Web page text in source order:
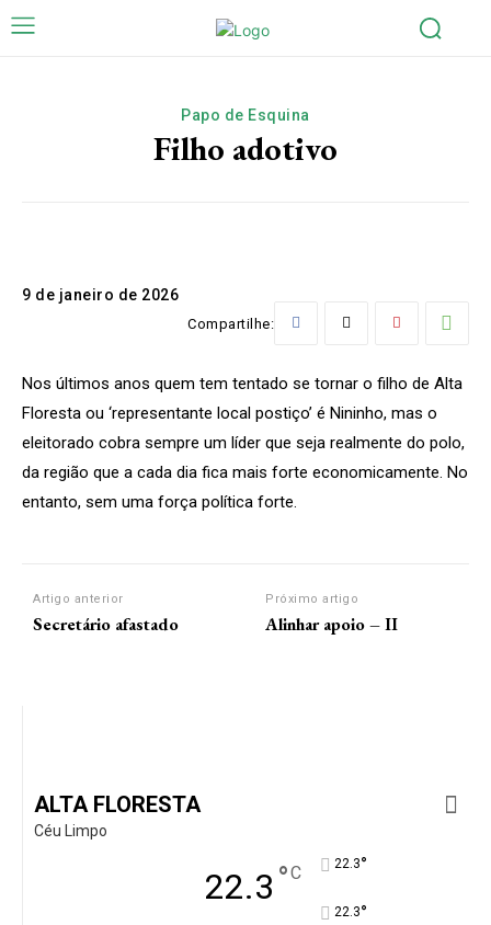
Papo de Esquina
Filho adotivo
9 de janeiro de 2026
Compartilhe:
Nos últimos anos quem tem tentado se tornar o filho de Alta
Floresta ou ‘representante local postiço’ é Nininho, mas o
eleitorado cobra sempre um líder que seja realmente do polo,
da região que a cada dia fica mais forte economicamente. No
entanto, sem uma força política forte.
Artigo anterior
Secretário afastado
Próximo artigo
Alinhar apoio – II
ALTA FLORESTA
Céu Limpo
22.3 °C 22.3°
22.3°